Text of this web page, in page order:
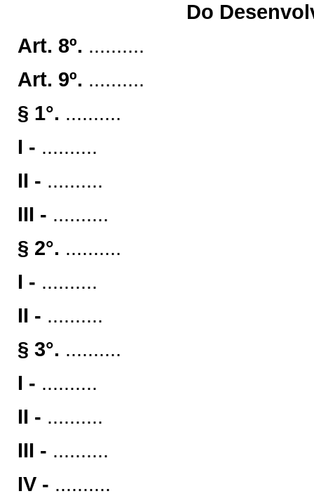
Do
Art. 8º. ..........
Art. 9º. ..........
§ 1°. ..........
I - ..........
II - ..........
III - ..........
§ 2°. ..........
I - ..........
II - ..........
§ 3°. ..........
I - ..........
II - ..........
III - ..........
IV - ..........